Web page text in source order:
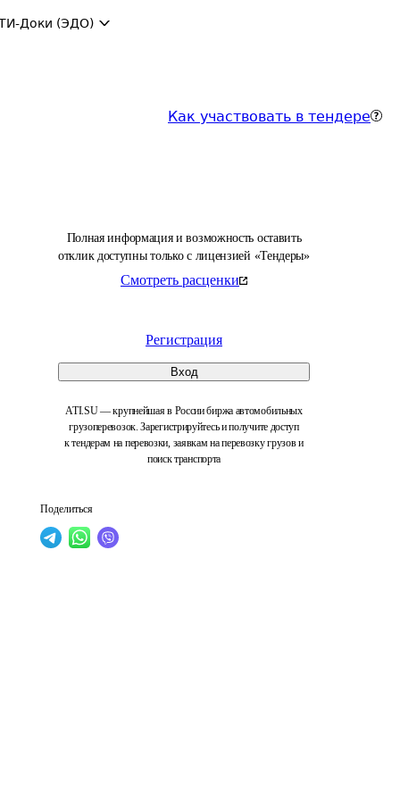
Доки (ЭДО)
Как участвовать в тендере
Полная информация и возможность оставить
отклик доступны только с лицензией «Тендеры»
Смотреть расценки
Регистрация
Вход
ATI.SU — крупнейшая в России биржа автомобильных
грузоперевозок. Зарегистрируйтесь и получите доступ
к тендерам на перевозки, заявкам на перевозку грузов и
поиск транспорта
Поделиться